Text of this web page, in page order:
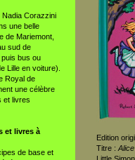
Corazzini
une belle
de Mariemont,
sud de
bus ou
Lille en voiture).
Royal de
une célèbre
et livres
et livres à
de base et
Edition
Titre :